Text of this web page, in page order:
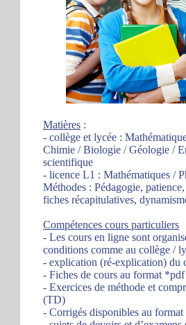
Matières :
- collège et lycée :
Chimie / Biologie / Géologie /
scientifique
- licence L1 : Mathématiques /
Méthodes : Pédagogie,
fiches récapitulatives,
Compétences cours particuliers
- Les cours en ligne sont
conditions comme au collège /
- explication (ré-explication) du
- Fiches de cours au format *pdf
- Exercices de méthode et
(TD)
- Corrigés disponibles au